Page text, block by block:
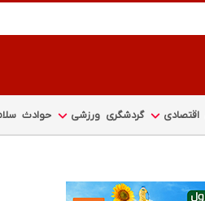
اقتصادی گردشگری ورزشی حوادث